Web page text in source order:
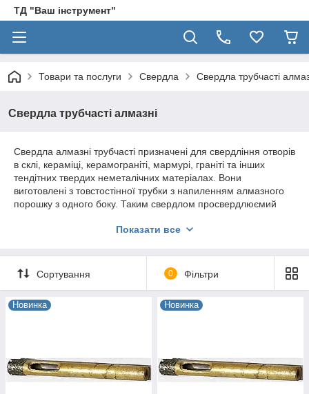
ТД "Ваш інструмент"
Товари та послуги Свердла Свердла трубчасті
Свердла трубчасті алмазні
Свердла алмазні трубчасті призначені для свердління отворів
в склі, кераміці, керамограніті, мармурі, граніті та інших
тендітних твердих неметалічних матеріалах. Вони
виготовлені з товстостінної трубки з напиленням алмазного
порошку з одного боку. Таким свердлом просвердлюємий
рахунок цього знижується навантаження на інструмент,
При такій обробці забезпечується висока продуктивність,
знижується витрата алмазного шару, виходить висока якість
обробки.
Виконувати роботи тільки із
(невисоких) обертах.
Показати все
Сортування 0 Фільтри
Новинка Новинка